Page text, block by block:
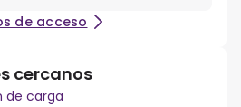
de acceso
cercanos
de carga